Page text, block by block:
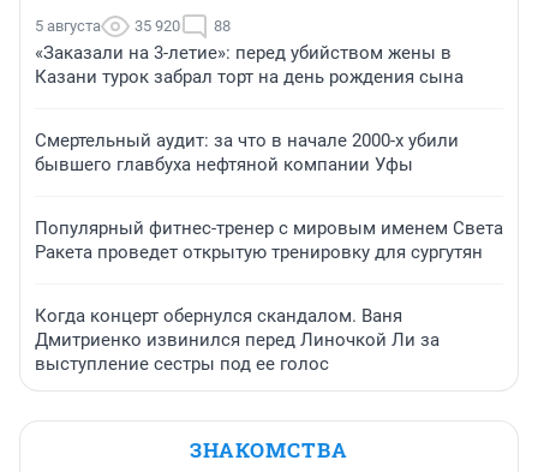
5 августа 35 920 88
«Заказали на 3-летие»: перед убийством жены в
Казани турок забрал торт на день рождения сына
Смертельный аудит: за что в начале 2000-х убили
бывшего главбуха нефтяной компании Уфы
Популярный фитнес-тренер с мировым именем Света
Ракета проведет открытую тренировку для сургутян
Когда концерт обернулся скандалом. Ваня
Дмитриенко извинился перед Линочкой Ли за
выступление сестры под ее голос
ЗНАКОМСТВА